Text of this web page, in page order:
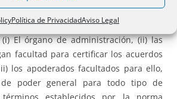
Política de PrivacidadAviso Legal
social (Art. 108.3 RRM).2)¿Quiénes
lo acuerdos sociales? Conforme al
El órgano de administración, (ii) las
facultad para certificar los acuerdos
los apoderados facultados para ello,
poder general para todo tipo de